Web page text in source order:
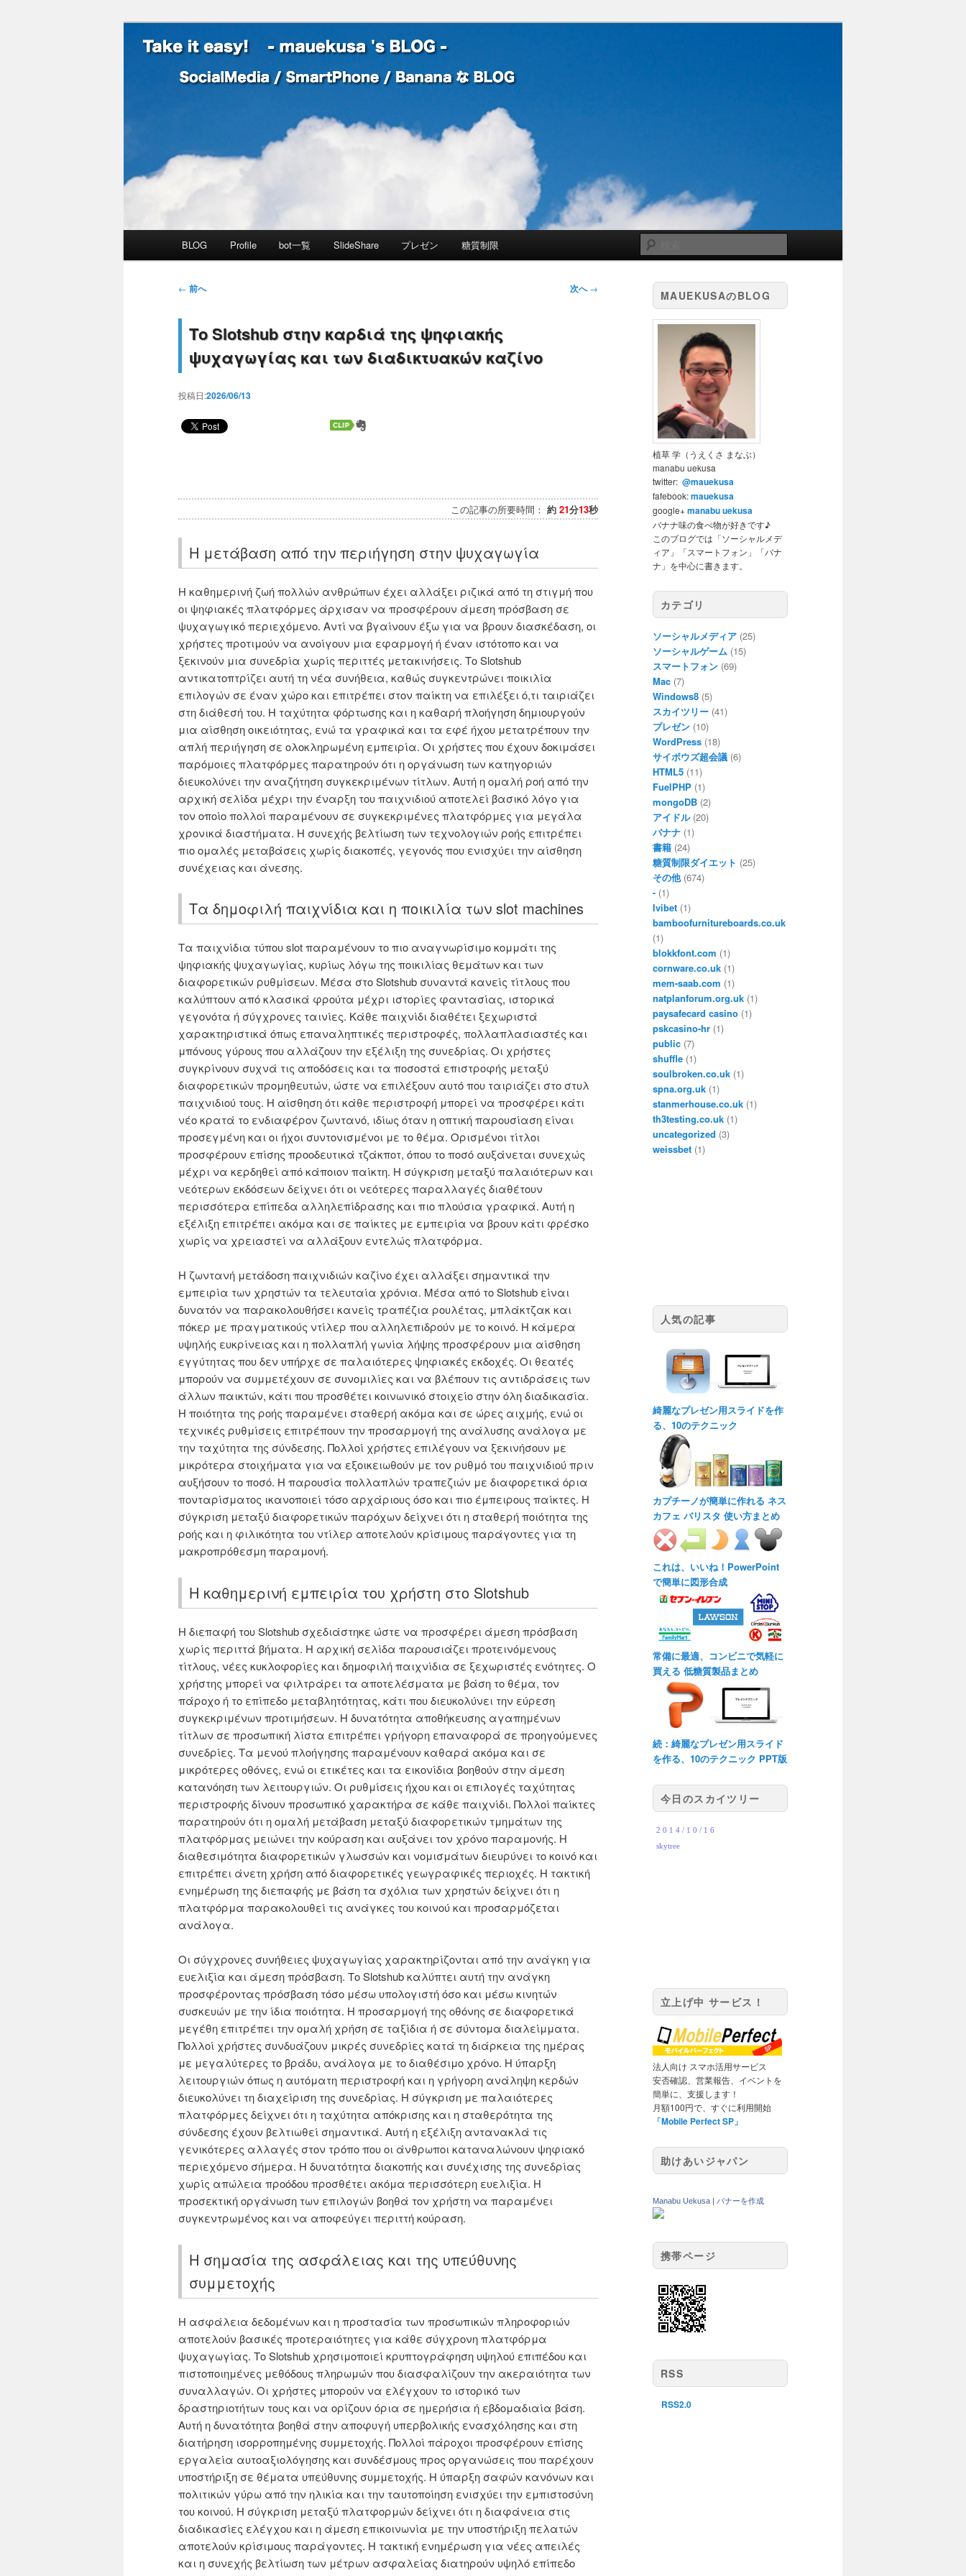
Take it easy! – mauekusa 's BLOG -
索
メインコンテンツへ移動
サブコンテンツへ移動
BLOG Profile bot一覧 SlideShare プレゼン 糖質制限
投稿ナビゲーション
← 前へ 次へ→
Το Slotshub στην καρδιά της ψηφιακής
ψυχαγωγίας και των διαδικτυακών καζίνο
投稿日:2026/06/13
この記事の所要時間： 約 21分13秒
Η μετάβαση από την περιήγηση στην ψυχαγωγία
Η καθημερινή ζωή πολλών ανθρώπων έχει αλλάξει ριζικά από τη στιγμή που
οι ψηφιακές πλατφόρμες άρχισαν να προσφέρουν άμεση πρόσβαση σε
ψυχαγωγικό περιεχόμενο. Αντί να βγαίνουν έξω για να βρουν διασκέδαση, οι
χρήστες προτιμούν να ανοίγουν μια εφαρμογή ή έναν ιστότοπο και να
ξεκινούν μια συνεδρία χωρίς περιττές μετακινήσεις. Το Slotshub
αντικατοπτρίζει αυτή τη νέα συνήθεια, καθώς συγκεντρώνει ποικιλία
επιλογών σε έναν χώρο και επιτρέπει στον παίκτη να επιλέξει ό,τι ταιριάζει
στη διάθεσή του. Η ταχύτητα φόρτωσης και η καθαρή πλοήγηση δημιουργούν
μια αίσθηση οικειότητας, ενώ τα γραφικά και τα εφέ ήχου μετατρέπουν την
απλή περιήγηση σε ολοκληρωμένη εμπειρία. Οι χρήστες που έχουν δοκιμάσει
παρόμοιες πλατφόρμες παρατηρούν ότι η οργάνωση των κατηγοριών
διευκολύνει την αναζήτηση συγκεκριμένων τίτλων. Αυτή η ομαλή ροή από την
αρχική σελίδα μέχρι την έναρξη του παιχνιδιού αποτελεί βασικό λόγο για
τον οποίο πολλοί παραμένουν σε συγκεκριμένες πλατφόρμες για μεγάλα
χρονικά διαστήματα. Η συνεχής βελτίωση των τεχνολογιών ροής επιτρέπει
πιο ομαλές μεταβάσεις χωρίς διακοπές, γεγονός που ενισχύει την αίσθηση
συνέχειας και άνεσης.
Τα δημοφιλή παιχνίδια και η ποικιλία των slot machines
Τα παιχνίδια τύπου slot παραμένουν το πιο αναγνωρίσιμο κομμάτι της
ψηφιακής ψυχαγωγίας, κυρίως λόγω της ποικιλίας θεμάτων και των
διαφορετικών ρυθμίσεων. Μέσα στο Slotshub συναντά κανείς τίτλους που
καλύπτουν από κλασικά φρούτα μέχρι ιστορίες φαντασίας, ιστορικά
γεγονότα ή σύγχρονες ταινίες. Κάθε παιχνίδι διαθέτει ξεχωριστά
χαρακτηριστικά όπως επαναληπτικές περιστροφές, πολλαπλασιαστές και
μπόνους γύρους που αλλάζουν την εξέλιξη της συνεδρίας. Οι χρήστες
συγκρίνουν συχνά τις αποδόσεις και τα ποσοστά επιστροφής μεταξύ
διαφορετικών προμηθευτών, ώστε να επιλέξουν αυτό που ταιριάζει στο στυλ
παιχνιδιού τους. Η αίσθηση ότι κάθε περιστροφή μπορεί να προσφέρει κάτι
νέο κρατά το ενδιαφέρον ζωντανό, ιδίως όταν η οπτική παρουσίαση είναι
προσεγμένη και οι ήχοι συντονισμένοι με το θέμα. Ορισμένοι τίτλοι
προσφέρουν επίσης προοδευτικά τζάκποτ, όπου το ποσό αυξάνεται συνεχώς
μέχρι να κερδηθεί από κάποιον παίκτη. Η σύγκριση μεταξύ παλαιότερων και
νεότερων εκδόσεων δείχνει ότι οι νεότερες παραλλαγές διαθέτουν
περισσότερα επίπεδα αλληλεπίδρασης και πιο πλούσια γραφικά. Αυτή η
εξέλιξη επιτρέπει ακόμα και σε παίκτες με εμπειρία να βρουν κάτι φρέσκο
χωρίς να χρειαστεί να αλλάξουν εντελώς πλατφόρμα.
Η ζωντανή μετάδοση παιχνιδιών καζίνο έχει αλλάξει σημαντικά την
εμπειρία των χρηστών τα τελευταία χρόνια. Μέσα από το Slotshub είναι
δυνατόν να παρακολουθήσει κανείς τραπέζια ρουλέτας, μπλάκτζακ και
πόκερ με πραγματικούς ντίλερ που αλληλεπιδρούν με το κοινό. Η κάμερα
υψηλής ευκρίνειας και η πολλαπλή γωνία λήψης προσφέρουν μια αίσθηση
εγγύτητας που δεν υπήρχε σε παλαιότερες ψηφιακές εκδοχές. Οι θεατές
μπορούν να συμμετέχουν σε συνομιλίες και να βλέπουν τις αντιδράσεις των
άλλων παικτών, κάτι που προσθέτει κοινωνικό στοιχείο στην όλη διαδικασία.
Η ποιότητα της ροής παραμένει σταθερή ακόμα και σε ώρες αιχμής, ενώ οι
τεχνικές ρυθμίσεις επιτρέπουν την προσαρμογή της ανάλυσης ανάλογα με
την ταχύτητα της σύνδεσης. Πολλοί χρήστες επιλέγουν να ξεκινήσουν με
μικρότερα στοιχήματα για να εξοικειωθούν με τον ρυθμό του παιχνιδιού πριν
αυξήσουν το ποσό. Η παρουσία πολλαπλών τραπεζιών με διαφορετικά όρια
πονταρίσματος ικανοποιεί τόσο αρχάριους όσο και πιο έμπειρους παίκτες. Η
σύγκριση μεταξύ διαφορετικών παρόχων δείχνει ότι η σταθερή ποιότητα της
ροής και η φιλικότητα του ντίλερ αποτελούν κρίσιμους παράγοντες για τη
μακροπρόθεσμη παραμονή.
Η καθημερινή εμπειρία του χρήστη στο Slotshub
Η διεπαφή του Slotshub σχεδιάστηκε ώστε να προσφέρει άμεση πρόσβαση
χωρίς περιττά βήματα. Η αρχική σελίδα παρουσιάζει προτεινόμενους
τίτλους, νέες κυκλοφορίες και δημοφιλή παιχνίδια σε ξεχωριστές ενότητες. Ο
χρήστης μπορεί να φιλτράρει τα αποτελέσματα με βάση το θέμα, τον
πάροχο ή το επίπεδο μεταβλητότητας, κάτι που διευκολύνει την εύρεση
συγκεκριμένων προτιμήσεων. Η δυνατότητα αποθήκευσης αγαπημένων
τίτλων σε προσωπική λίστα επιτρέπει γρήγορη επαναφορά σε προηγούμενες
συνεδρίες. Τα μενού πλοήγησης παραμένουν καθαρά ακόμα και σε
μικρότερες οθόνες, ενώ οι ετικέτες και τα εικονίδια βοηθούν στην άμεση
κατανόηση των λειτουργιών. Οι ρυθμίσεις ήχου και οι επιλογές ταχύτητας
περιστροφής δίνουν προσωπικό χαρακτήρα σε κάθε παιχνίδι. Πολλοί παίκτες
παρατηρούν ότι η ομαλή μετάβαση μεταξύ διαφορετικών τμημάτων της
πλατφόρμας μειώνει την κούραση και αυξάνει τον χρόνο παραμονής. Η
διαθεσιμότητα διαφορετικών γλωσσών και νομισμάτων διευρύνει το κοινό και
επιτρέπει άνετη χρήση από διαφορετικές γεωγραφικές περιοχές. Η τακτική
ενημέρωση της διεπαφής με βάση τα σχόλια των χρηστών δείχνει ότι η
πλατφόρμα παρακολουθεί τις ανάγκες του κοινού και προσαρμόζεται
ανάλογα.
Οι σύγχρονες συνήθειες ψυχαγωγίας χαρακτηρίζονται από την ανάγκη για
ευελιξία και άμεση πρόσβαση. Το Slotshub καλύπτει αυτή την ανάγκη
προσφέροντας πρόσβαση τόσο μέσω υπολογιστή όσο και μέσω κινητών
συσκευών με την ίδια ποιότητα. Η προσαρμογή της οθόνης σε διαφορετικά
μεγέθη επιτρέπει την ομαλή χρήση σε ταξίδια ή σε σύντομα διαλείμματα.
Πολλοί χρήστες συνδυάζουν μικρές συνεδρίες κατά τη διάρκεια της ημέρας
με μεγαλύτερες το βράδυ, ανάλογα με το διαθέσιμο χρόνο. Η ύπαρξη
λειτουργιών όπως η αυτόματη περιστροφή και η γρήγορη ανάληψη κερδών
διευκολύνει τη διαχείριση της συνεδρίας. Η σύγκριση με παλαιότερες
πλατφόρμες δείχνει ότι η ταχύτητα απόκρισης και η σταθερότητα της
σύνδεσης έχουν βελτιωθεί σημαντικά. Αυτή η εξέλιξη αντανακλά τις
γενικότερες αλλαγές στον τρόπο που οι άνθρωποι καταναλώνουν ψηφιακό
περιεχόμενο σήμερα. Η δυνατότητα διακοπής και συνέχισης της συνεδρίας
χωρίς απώλεια προόδου προσθέτει ακόμα περισσότερη ευελιξία. Η
προσεκτική οργάνωση των επιλογών βοηθά τον χρήστη να παραμένει
συγκεντρωμένος και να αποφεύγει περιττή κούραση.
Η σημασία της ασφάλειας και της υπεύθυνης
συμμετοχής
Η ασφάλεια δεδομένων και η προστασία των προσωπικών πληροφοριών
αποτελούν βασικές προτεραιότητες για κάθε σύγχρονη πλατφόρμα
ψυχαγωγίας. Το Slotshub χρησιμοποιεί κρυπτογράφηση υψηλού επιπέδου και
πιστοποιημένες μεθόδους πληρωμών που διασφαλίζουν την ακεραιότητα των
συναλλαγών. Οι χρήστες μπορούν να ελέγχουν το ιστορικό των
δραστηριοτήτων τους και να ορίζουν όρια σε ημερήσια ή εβδομαδιαία βάση.
Αυτή η δυνατότητα βοηθά στην αποφυγή υπερβολικής ενασχόλησης και στη
διατήρηση ισορροπημένης συμμετοχής. Πολλοί πάροχοι προσφέρουν επίσης
εργαλεία αυτοαξιολόγησης και συνδέσμους προς οργανώσεις που παρέχουν
υποστήριξη σε θέματα υπεύθυνης συμμετοχής. Η ύπαρξη σαφών κανόνων και
πολιτικών γύρω από την ηλικία και την ταυτοποίηση ενισχύει την εμπιστοσύνη
του κοινού. Η σύγκριση μεταξύ πλατφορμών δείχνει ότι η διαφάνεια στις
διαδικασίες ελέγχου και η άμεση επικοινωνία με την υποστήριξη πελατών
αποτελούν κρίσιμους παράγοντες. Η τακτική ενημέρωση για νέες απειλές
και η συνεχής βελτίωση των μέτρων ασφαλείας διατηρούν υψηλό επίπεδο
MAUEKUSAのBLOG
植草 学（うえくさ まなぶ）
manabu uekusa
twitter: @mauekusa
fafebook:mauekusa
google+manabu uekusa
バナナ味の食べ物が好きです♪
このブログでは「ソーシャルメデ
ィア」「スマートフォン」「バナ
ナ」を中心に書きます。
カテゴリ
ソーシャルメディア (25)
ソーシャルゲーム (15)
スマートフォン (69)
Mac (7)
Windows8 (5)
スカイツリー (41)
プレゼン (10)
WordPress (18)
サイボウズ超会議 (6)
HTML5 (11)
FuelPHP (1)
mongoDB (2)
アイドル(20)
バナナ (1)
書籍 (24)
糖質制限ダイエット (25)
その他(674)
- (1)
Ivibet (1)
bamboofurnitureboards.co.uk
(1)
blokkfont.com (1)
cornware.co.uk (1)
mem-saab.com (1)
natplanforum.org.uk (1)
paysafecard casino (1)
pskcasino-hr (1)
public (7)
shuffle (1)
soulbroken.co.uk (1)
spna.org.uk (1)
stanmerhouse.co.uk (1)
th3testing.co.uk (1)
uncategorized (3)
weissbet (1)
人気の記事
綺麗なプレゼン用スライドを作
る、10のテクニック
カプチーノが簡単に作れる ネス
カフェ バリスタ 使い方まとめ
これは、いいね！PowerPoint
で簡単に図形合成
常備に最適、コンビニで気軽に
買える 低糖質製品まとめ
続：綺麗なプレゼン用スライド
を作る、10のテクニック PPT版
今日のスカイツリー
立上げ中 サービス！
法人向け スマホ活用サービス
安否確認、営業報告、イベントを
簡単に、支援します！
月額100円で、すぐに利用開始
「Mobile Perfect SP」
助けあいジャパン
Manabu Uekusa バナーを作成
携帯ページ
RSS
RSS2.0